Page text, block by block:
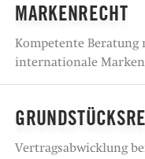
MARKENRECHT
Kompetente
internationale Marken
Vertragsabwicklung